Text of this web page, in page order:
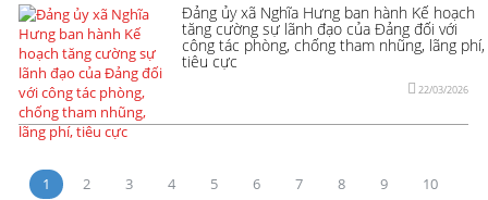
Đảng ủy xã Nghĩa Hưng ban hành Kế hoạch
tăng cường sự lãnh đạo của Đảng đối với
công tác phòng, chống tham nhũng, lãng phí,
tiêu cực
22/03/2026
1 2 3 4 5 6 7 8 9
10